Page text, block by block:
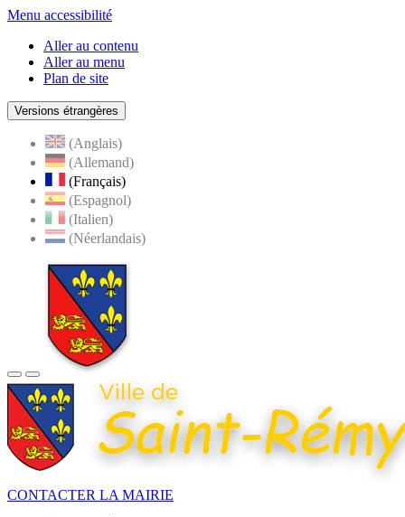
Menu accessibilité
Aller au contenu
Aller au menu
Plan de site
Versions étrangères
(Anglais)
(Allemand)
(Français)
(Espagnol)
(Italien)
(Néerlandais)
CONTACTER LA MAIRIE